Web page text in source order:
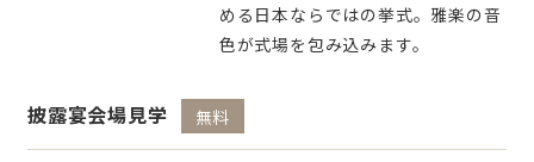
める日本ならではの挙式。雅楽の音
色が式場を包み込みます。
披露宴会場見学 無料